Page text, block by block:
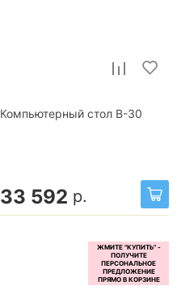
Компьютерный стол B-30
33 592 р.